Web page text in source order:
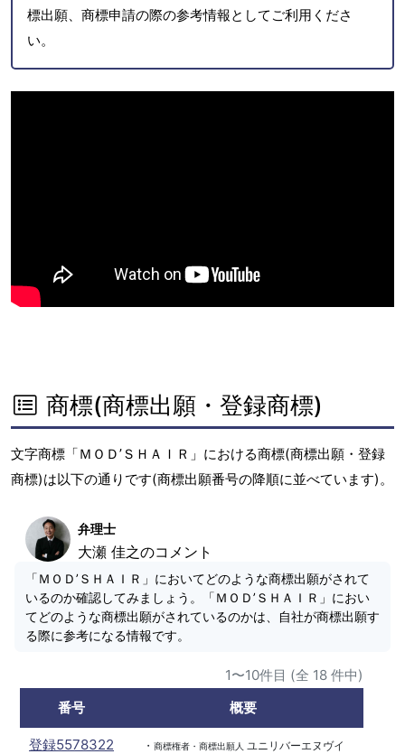
標出願、商標申請の際の参考情報としてご利用くださ
い。
商標(商標出願・登録商標)
文字商標「ＭＯＤ’ＳＨＡＩＲ」における商標(商標出願・登録
商標)は以下の通りです(商標出願番号の降順に並べています)。
弁理士
大瀬 佳之のコメント
「ＭＯＤ’ＳＨＡＩＲ」においてどのような商標出願がされて
いるのか確認してみましょう。「ＭＯＤ’ＳＨＡＩＲ」におい
てどのような商標出願がされているのかは、自社が商標出願す
る際に参考になる情報です。
1〜10件目 (全 18 件中)
番号
概要
登録5578322 ・ 商標権者・商標出願人 ユニリバーエヌヴイ